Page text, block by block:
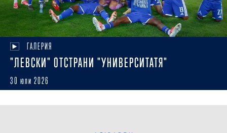
ГАЛЕРИЯ
"ЛЕВСКИ" ОТСТРАНИ "УНИВЕРСИТАТЯ"
30 юли 2026